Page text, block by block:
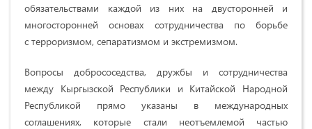
обязательствами каждой из них на двусторонней и
многосторонней основах сотрудничества по борьбе
с терроризмом, сепаратизмом и экстремизмом.
Вопросы добрососедства, дружбы и сотрудничества
между Кыргызской Республики и Китайской Народной
Республикой прямо указаны в международных
соглашениях, которые стали неотъемлемой частью